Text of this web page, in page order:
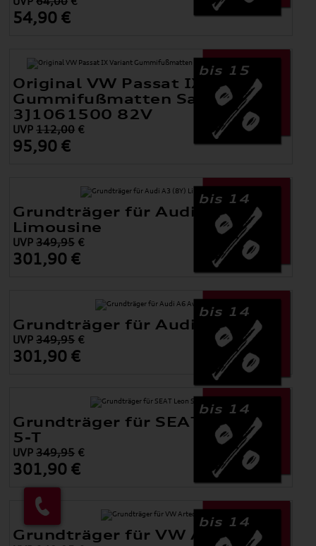
54,90 €
bis 15
Original VW Passat IX Variant
Gummifußmatten Satz V+H
3J1061500 82V
UVP112,00 €
95,90 €
bis 14
Grundträger für Audi A3 (8Y)
Limousine
UVP349,95 €
301,90 €
bis 14
Grundträger für Audi A6 Avant
UVP349,95 €
301,90 €
bis 14
Grundträger für SEAT Leon ST
5-T
UVP349,95 €
301,90 €
bis 14
Grundträger für VW Arteon